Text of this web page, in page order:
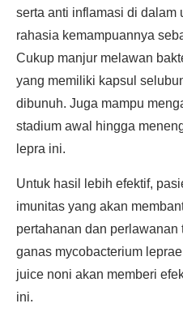
serta anti inflamasi di dalam
rahasia kemampuannya
Cukup manjur melawan
yang memiliki kapsul
dibunuh. Juga mampu
stadium awal hingga
lepra ini.
Untuk hasil lebih efektif,
imunitas yang akan
pertahanan dan
ganas mycobacterium
juice noni akan memberi
ini.